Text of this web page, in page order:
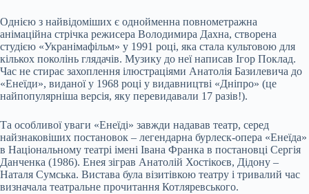
Однією з найвідоміших є однойменна повнометражна
анімаційна стрічка режисера Володимира Дахна, створена
студією «Укранімафільм» у 1991 році, яка стала культовою для
кількох поколінь глядачів. Музику до неї написав Ігор Поклад.
Час не стирає захоплення ілюстраціями Анатолія Базилевича до
«Енеїди», виданої у 1968 році у видавництві «Дніпро» (це
найпопулярніша версія, яку перевидавали 17 разів!).
Та особливої уваги «Енеїді» завжди надавав театр, серед
найзнаковіших постановок – легендарна бурлеск-опера «Енеїда»
в Національному театрі імені Івана Франка в постановці Сергія
Данченка (1986). Енея зіграв Анатолій Хостікоєв, Дідону –
Наталя Сумська. Вистава була візитівкою театру і тривалий час
визначала театральне прочитання Котляревського.